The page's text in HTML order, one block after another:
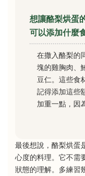
想讓酪梨烘蛋
可以添加什麼
在撒入酪梨的
塊的雞胸肉、
豆仁。這些食
記得添加這些
加重一點，因
最後想說，酪梨烘蛋
心度的料理。它不需
狀態的理解。多練習